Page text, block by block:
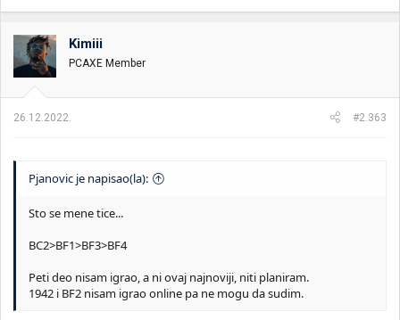
Kimiii
PCAXE Member
26.12.2022. #2.363
Pjanovic je napisao(la):
Sto se mene tice...
BC2>BF1>BF3>BF4
Peti deo nisam igrao, a ni ovaj najnoviji, niti planiram.
1942 i BF2 nisam igrao online pa ne mogu da sudim.